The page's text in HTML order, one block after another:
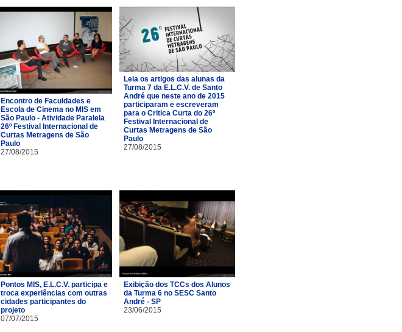
Encontro de Faculdades e
Escola de Cinema no MIS em
São Paulo - Atividade Paralela
26º Festival Internacional de
Curtas Metragens de São
Paulo
27/08/2015
Leia os artigos das alunas da
Turma 7 da E.L.C.V. de Santo
André que neste ano de 2015
participaram e escreveram
para o Critica Curta do 26º
Festival Internacional de
Curtas Metragens de São
Paulo
27/08/2015
Pontos MIS, E.L.C.V. participa e
troca experiências com outras
cidades participantes do
projeto
07/07/2015
Exibição dos TCCs dos Alunos
da Turma 6 no SESC Santo
André - SP
23/06/2015